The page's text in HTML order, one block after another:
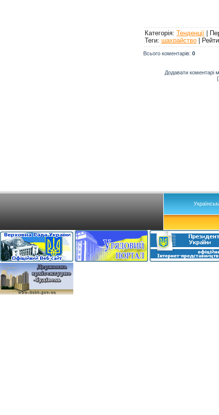
Категорія: Тенденції |
Теги: шахрайство |
Всього коментарів: 0
Додавати коментарі